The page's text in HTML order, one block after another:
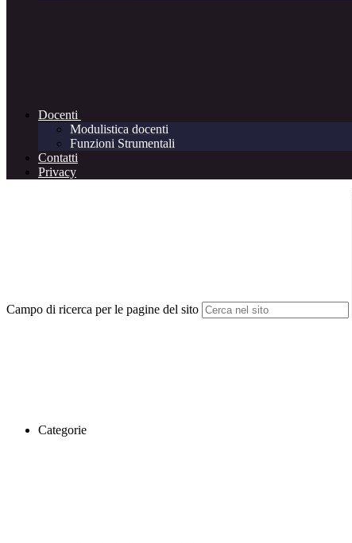
Docenti
Modulistica docenti
Funzioni Strumentali
Contatti
Privacy
Campo di ricerca per le pagine del sito
Categorie